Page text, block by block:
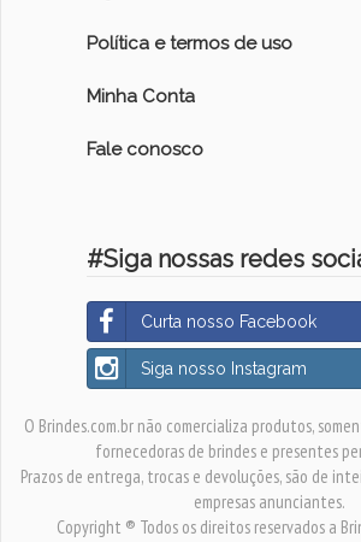
Política e termos de uso
Minha Conta
Fale conosco
#Siga nossas redes
Curta nosso Facebook
Siga nosso Instagram
O Brindes.com.br não comercializa produtos,
fornecedoras de brindes e presentes
Prazos de entrega, trocas e devoluções, são de
empresas anunciantes.
Copyright ® Todos os direitos reservados a